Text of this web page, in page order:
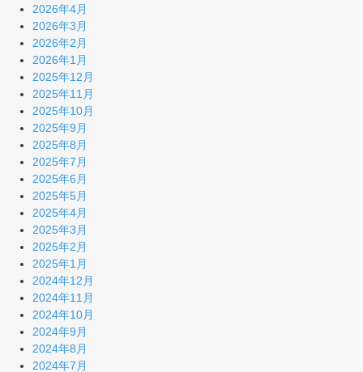
2026年4月
2026年3月
2026年2月
2026年1月
2025年12月
2025年11月
2025年10月
2025年9月
2025年8月
2025年7月
2025年6月
2025年5月
2025年4月
2025年3月
2025年2月
2025年1月
2024年12月
2024年11月
2024年10月
2024年9月
2024年8月
2024年7月